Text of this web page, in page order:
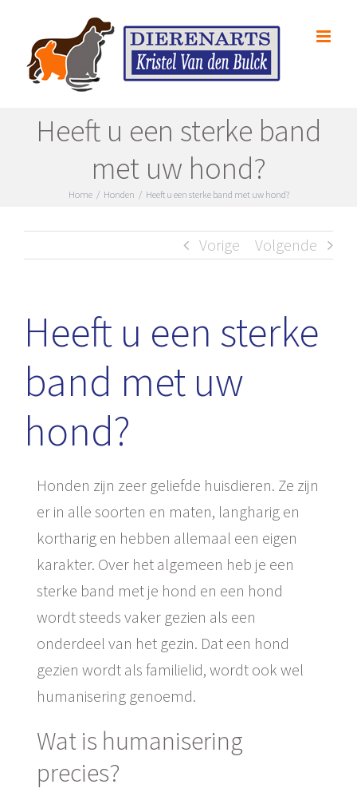
content
Heeft u een sterke band
met uw hond?
Home / Honden / Heeft u een sterke band met uw hond?
Vorige Volgende
Heeft u een sterke
band met uw
hond?
Honden zijn zeer geliefde huisdieren. Ze zijn
er in alle soorten en maten, langharig en
kortharig en hebben allemaal een eigen
karakter. Over het algemeen heb je een
sterke band met je hond en een hond
wordt steeds vaker gezien als een
onderdeel van het gezin. Dat een hond
gezien wordt als familielid, wordt ook wel
humanisering genoemd.
Wat is humanisering
precies?